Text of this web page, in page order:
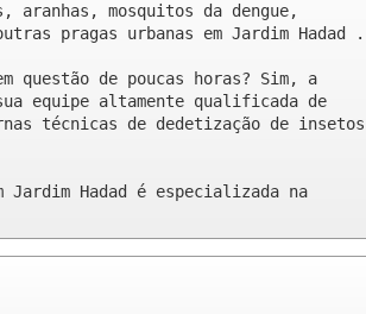
mosquitos da dengue,
pragas urbanas em Jardim Hadad .
questão de poucas horas? Sim, a
equipe altamente qualificada de
técnicas de dedetização de insetos
Hadad é especializada na